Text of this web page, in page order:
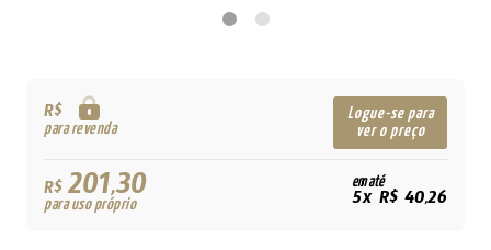
R$
para revenda
Logue-se para
ver o preço
R$201,30
para uso próprio
em até
5x R$ 40,26